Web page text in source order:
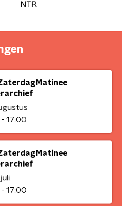
NTR
17:00
17:00